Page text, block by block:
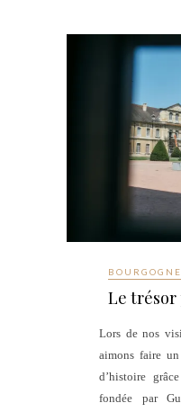
BOURGOGNE
Le trésor
Lors de nos
aimons faire
d’histoire
fondée par